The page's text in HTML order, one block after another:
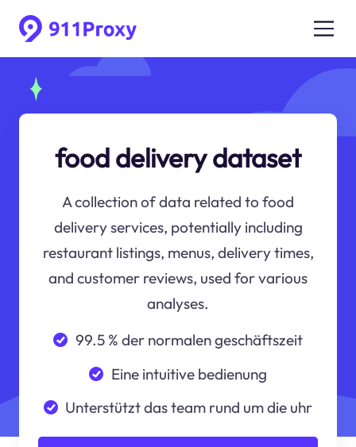
food delivery dataset
A collection of data related to food
delivery services, potentially including
restaurant listings, menus, delivery times,
and customer reviews, used for various
analyses.
99.5 % der normalen geschäftszeit
Eine intuitive bedienung
Unterstützt das team rund um die uhr